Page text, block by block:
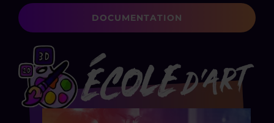
DOCUMENTATION